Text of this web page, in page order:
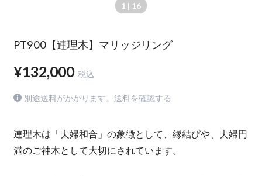
1 | 16
PT900【連理木】マリッジリング
¥132,000 税込
別途送料がかかります。 送料を確認する
連理木は「夫婦和合」の象徴として、縁結びや、夫婦円
満のご神木として大切にされています。